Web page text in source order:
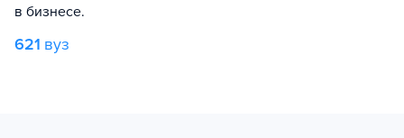
в бизнесе.
621 вуз